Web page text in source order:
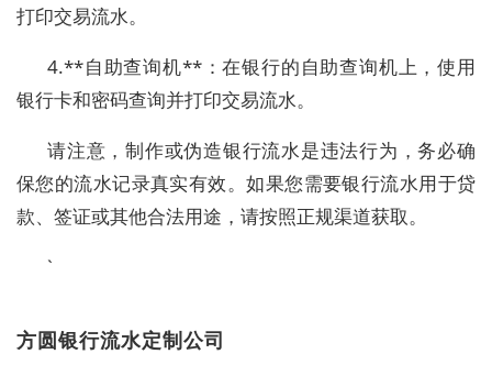
打印交易流水。
4.**自助查询机**：在银行的自助查询机上，使用
银行卡和密码查询并打印交易流水。
请注意，制作或伪造银行流水是违法行为，务必确
保您的流水记录真实有效。如果您需要银行流水用于贷
款、签证或其他合法用途，请按照正规渠道获取。
`
方圆银行流水定制公司